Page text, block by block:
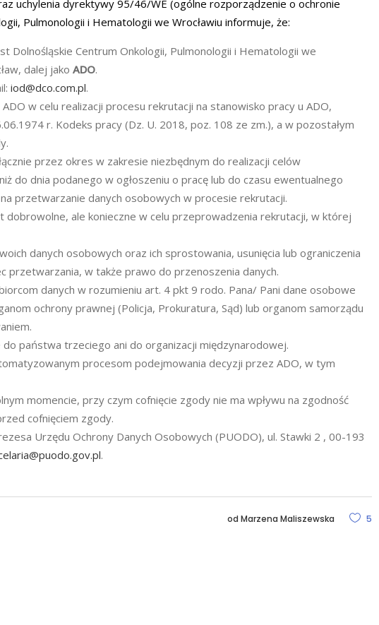
uchylenia dyrektywy 95/46/WE (ogólne rozporządzenie o ochronie
Pulmonologii i Hematologii we Wrocławiu informuje, że:
Dolnośląskie Centrum Onkologii, Pulmonologii i Hematologii we
dalej jako ADO.
iod@dco.com.pl.
w celu realizacji procesu rekrutacji na stanowisko pracy u ADO,
r. Kodeks pracy (Dz. U. 2018, poz. 108 ze zm.), a w pozostałym
przez okres w zakresie niezbędnym do realizacji celów
do dnia podanego w ogłoszeniu o pracę lub do czasu ewentualnego
przetwarzanie danych osobowych w procesie rekrutacji.
dobrowolne, ale konieczne w celu przeprowadzenia rekrutacji, w której
danych osobowych oraz ich sprostowania, usunięcia lub ograniczenia
w także prawo do przenoszenia danych.
danych w rozumieniu art. 4 pkt 9 rodo. Pana/ Pani dane osobowe
ochrony prawnej (Policja, Prokuratura, Sąd) lub organom samorządu
państwa trzeciego ani do organizacji międzynarodowej.
procesom podejmowania decyzji przez ADO, w tym
momencie, przy czym cofnięcie zgody nie ma wpływu na zgodność
cofnięciem zgody.
Urzędu Ochrony Danych Osobowych (PUODO), ul. Stawki 2 , 00-193
.
od Marzena Maliszewska 5